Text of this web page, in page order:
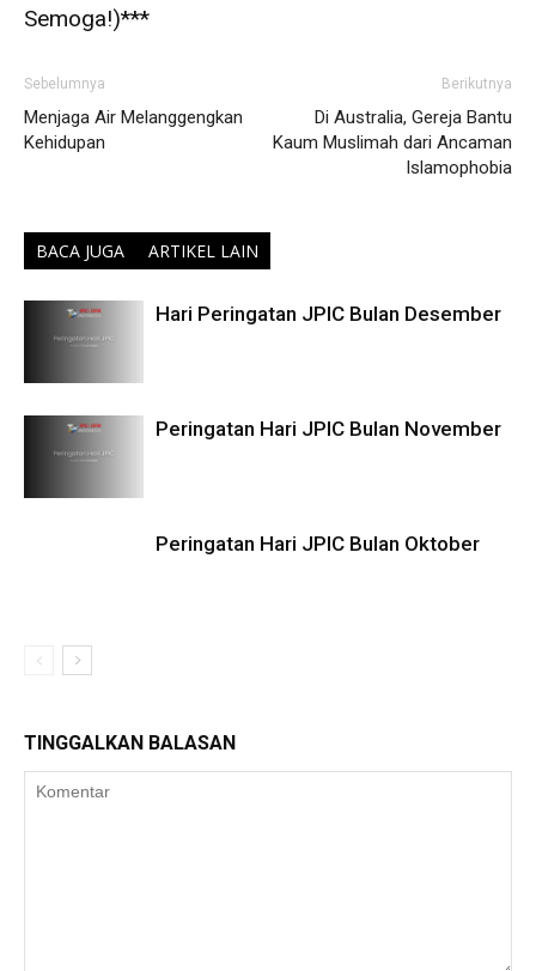
Semoga!)***
Sebelumnya
Menjaga Air Melanggengkan
Kehidupan
Berikutnya
Di Australia, Gereja Bantu
Kaum Muslimah dari Ancaman
Islamophobia
BACA JUGA ARTIKEL LAIN
Hari Peringatan JPIC Bulan Desember
Peringatan Hari JPIC Bulan November
Peringatan Hari JPIC Bulan Oktober
TINGGALKAN BALASAN